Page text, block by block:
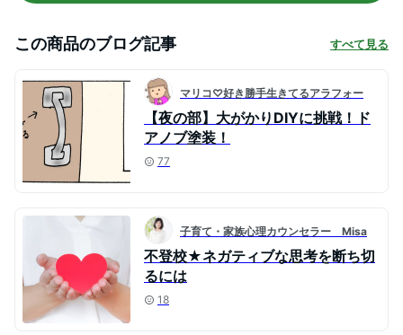
この商品のブログ記事 すべて見る
マリコ♡好き勝手生きてるアラフォー
【夜の部】大がかりDIYに挑戦！ド
アノブ塗装！
77
子育て・家族心理カウンセラー Misa
不登校★ネガティブな思考を断ち切
るには
18